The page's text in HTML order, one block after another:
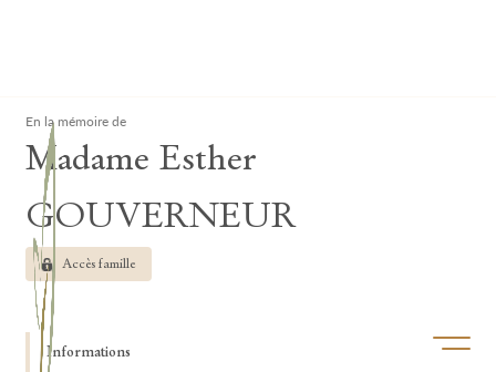
Ouvrir/
En la mémoire de
Madame Esther
GOUVERNEUR
Accès famille
Informations